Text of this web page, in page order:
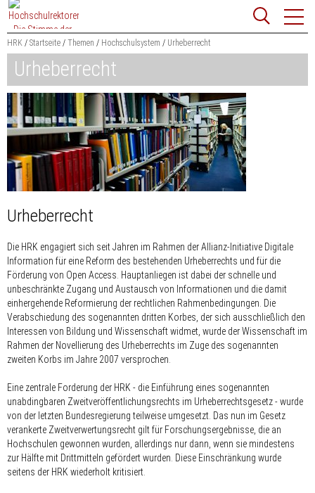
Zum
Content
springen
Suchbegriff
Suchen
HRK Startseite Themen Hochschulsystem Urheberrecht
Urheberrecht
Urheberrecht
Die HRK engagiert sich seit Jahren im Rahmen der Allianz-Initiative Digitale
Information für eine Reform des bestehenden Urheberrechts und für die
Förderung von Open Access. Hauptanliegen ist dabei der schnelle und
unbeschränkte Zugang und Austausch von Informationen und die damit
einhergehende Reformierung der rechtlichen Rahmenbedingungen. Die
Verabschiedung des sogenannten dritten Korbes, der sich ausschließlich den
Interessen von Bildung und Wissenschaft widmet, wurde der Wissenschaft im
Rahmen der Novellierung des Urheberrechts im Zuge des sogenannten
zweiten Korbs im Jahre 2007 versprochen.
Eine zentrale Forderung der HRK - die Einführung eines sogenannten
unabdingbaren Zweitveröffentlichungsrechts im Urheberrechtsgesetz - wurde
von der letzten Bundesregierung teilweise umgesetzt. Das nun im Gesetz
verankerte Zweitverwertungsrecht gilt für Forschungsergebnisse, die an
Hochschulen gewonnen wurden, allerdings nur dann, wenn sie mindestens
zur Hälfte mit Drittmitteln gefördert wurden. Diese Einschränkung wurde
seitens der HRK wiederholt kritisiert.